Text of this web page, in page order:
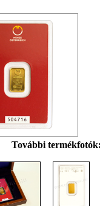
További termékfotók: